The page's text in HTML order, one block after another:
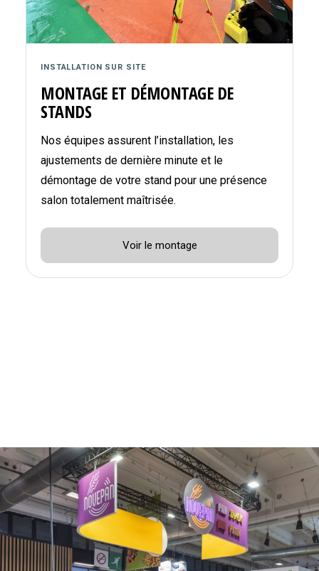
INSTALLATION SUR SITE
MONTAGE ET DÉMONTAGE DE
STANDS
Nos équipes assurent l’installation, les
ajustements de dernière minute et le
démontage de votre stand pour une présence
salon totalement maîtrisée.
Voir le montage